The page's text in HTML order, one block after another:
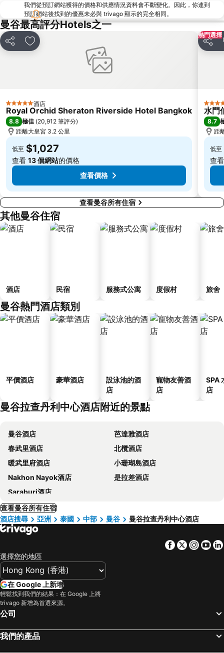
暹羅海洋世界
沙拉鈴車站
泰國文化中心
沖暖詩車站
MRT Sam Yan
BTS 慕七站
Erawan Bangkok
MRT Queen Sirikit National Convention Centre
Rajamangala National Stadium
The Platinum Fashion
我們從預訂網站獲得的價格和供應情況資料會不斷變化。因此，你連到
預訂網站後找到的優惠未必與 trivago 顯示的完全相同。
曼谷最高評分Hotels之一
分享 放到收藏夾
5 星級 酒店
Royal Orchid Sheraton Riverside Hotel Bangkok
8.8 極佳 (20,912 筆評分)
距離大皇宮 3.2 公里
低至 $1,027
查看 13 個網站的價格
查看價格
熱門選擇
分享
5 星級
水門
8.7
距
低至
查
查看曼谷所有住宿
其他曼谷住宿
酒店 民宿 服務式公寓 度假村 旅舍
曼谷熱門酒店類別
平價酒店 豪華酒店
設泳池的酒
店
寵物友善酒
店
SPA
店
曼谷拉查丹利中心酒店附近的景點
曼谷酒店
芭達雅酒店
春武里酒店
北欖酒店
暖武里府酒店
小珊瑚島酒店
Nakhon Nayok酒店
是拉差酒店
Saraburi酒店
查看曼谷所有住宿
酒店搜尋
亞洲 泰國 中部 曼谷 曼谷拉查丹利中心酒店
Facebook
Twitter
選擇您的地區
在 Google 上新增
輕鬆找到我們的結果：在 Google 上將
trivago 新增為首選來源。
公司
我們的產品